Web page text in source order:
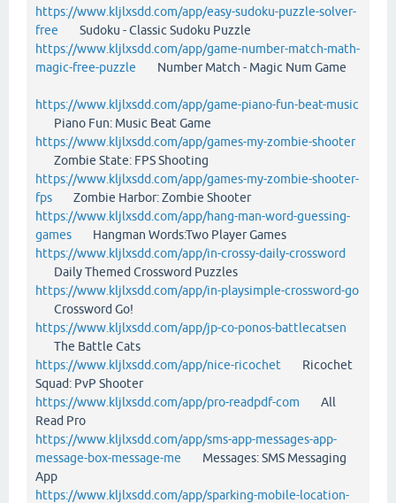
https://www.kljlxsdd.com/app/easy-sudoku-puzzle-solver-
free Sudoku - Classic Sudoku Puzzle
https://www.kljlxsdd.com/app/game-number-match-math-
magic-free-puzzle Number Match - Magic Num Game
https://www.kljlxsdd.com/app/game-piano-fun-beat-music
Piano Fun: Music Beat Game
https://www.kljlxsdd.com/app/games-my-zombie-shooter
Zombie State: FPS Shooting
https://www.kljlxsdd.com/app/games-my-zombie-shooter-
fps Zombie Harbor: Zombie Shooter
https://www.kljlxsdd.com/app/hang-man-word-guessing-
games Hangman Words:Two Player Games
https://www.kljlxsdd.com/app/in-crossy-daily-crossword
Daily Themed Crossword Puzzles
https://www.kljlxsdd.com/app/in-playsimple-crossword-go
Crossword Go!
https://www.kljlxsdd.com/app/jp-co-ponos-battlecatsen
The Battle Cats
https://www.kljlxsdd.com/app/nice-ricochet Ricochet
Squad: PvP Shooter
https://www.kljlxsdd.com/app/pro-readpdf-com All
Read Pro
https://www.kljlxsdd.com/app/sms-app-messages-app-
message-box-message-me Messages: SMS Messaging
App
https://www.kljlxsdd.com/app/sparking-mobile-location-